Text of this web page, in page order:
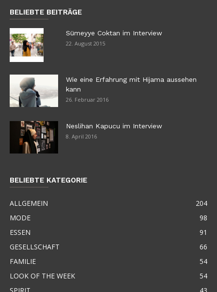
BELIEBTE BEITRÄGE
Sümeyye Coktan im Interview
22. August 2015
Wie eine Erfahrung mit Hijama aussehen
kann
26. Februar 2016
Neslihan Kapucu im Interview
8. April 2016
BELIEBTE KATEGORIE
ALLGEMEIN
204
MODE
98
ESSEN
91
GESELLSCHAFT
66
FAMILIE
54
LOOK OF THE WEEK
54